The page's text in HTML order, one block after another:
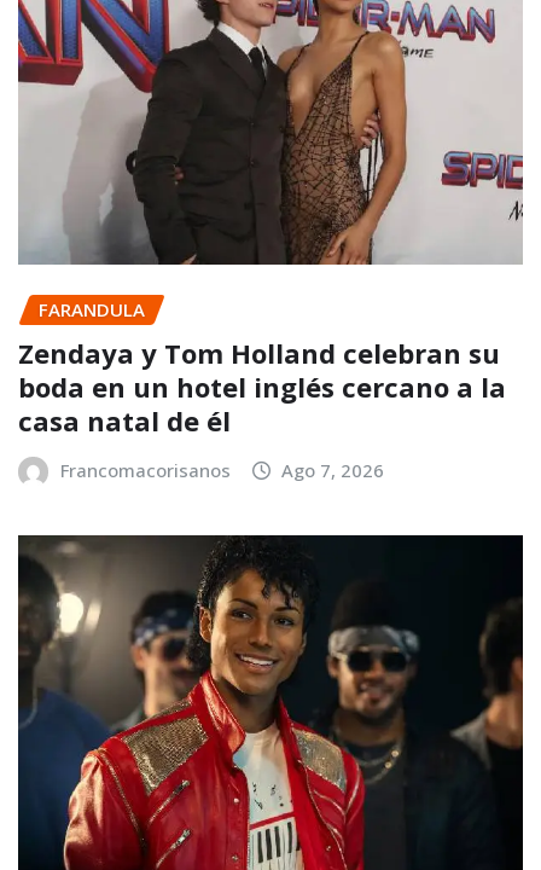
FARANDULA
Zendaya y Tom Holland celebran su
boda en un hotel inglés cercano a la
casa natal de él
Francomacorisanos Ago 7, 2026